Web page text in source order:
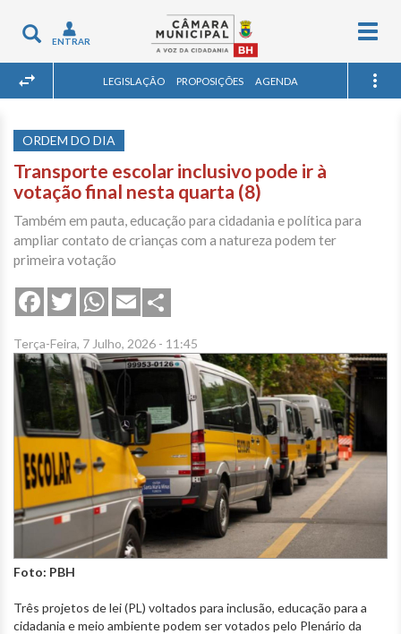
Toggle
navigation
ENTRAR
LEGISLAÇÃO PROPOSIÇÕES AGENDA
ORDEM DO DIA
Transporte escolar inclusivo pode ir à
votação final nesta quarta (8)
Também em pauta, educação para cidadania e política para
ampliar contato de crianças com a natureza podem ter
primeira votação
FacebookTwitterWhatsApp
Email
Terça-Feira, 7 Julho, 2026 - 11:45
Foto: PBH
Três projetos de lei (PL) voltados para inclusão, educação para a
cidadania e meio ambiente podem ser votados pelo Plenário da